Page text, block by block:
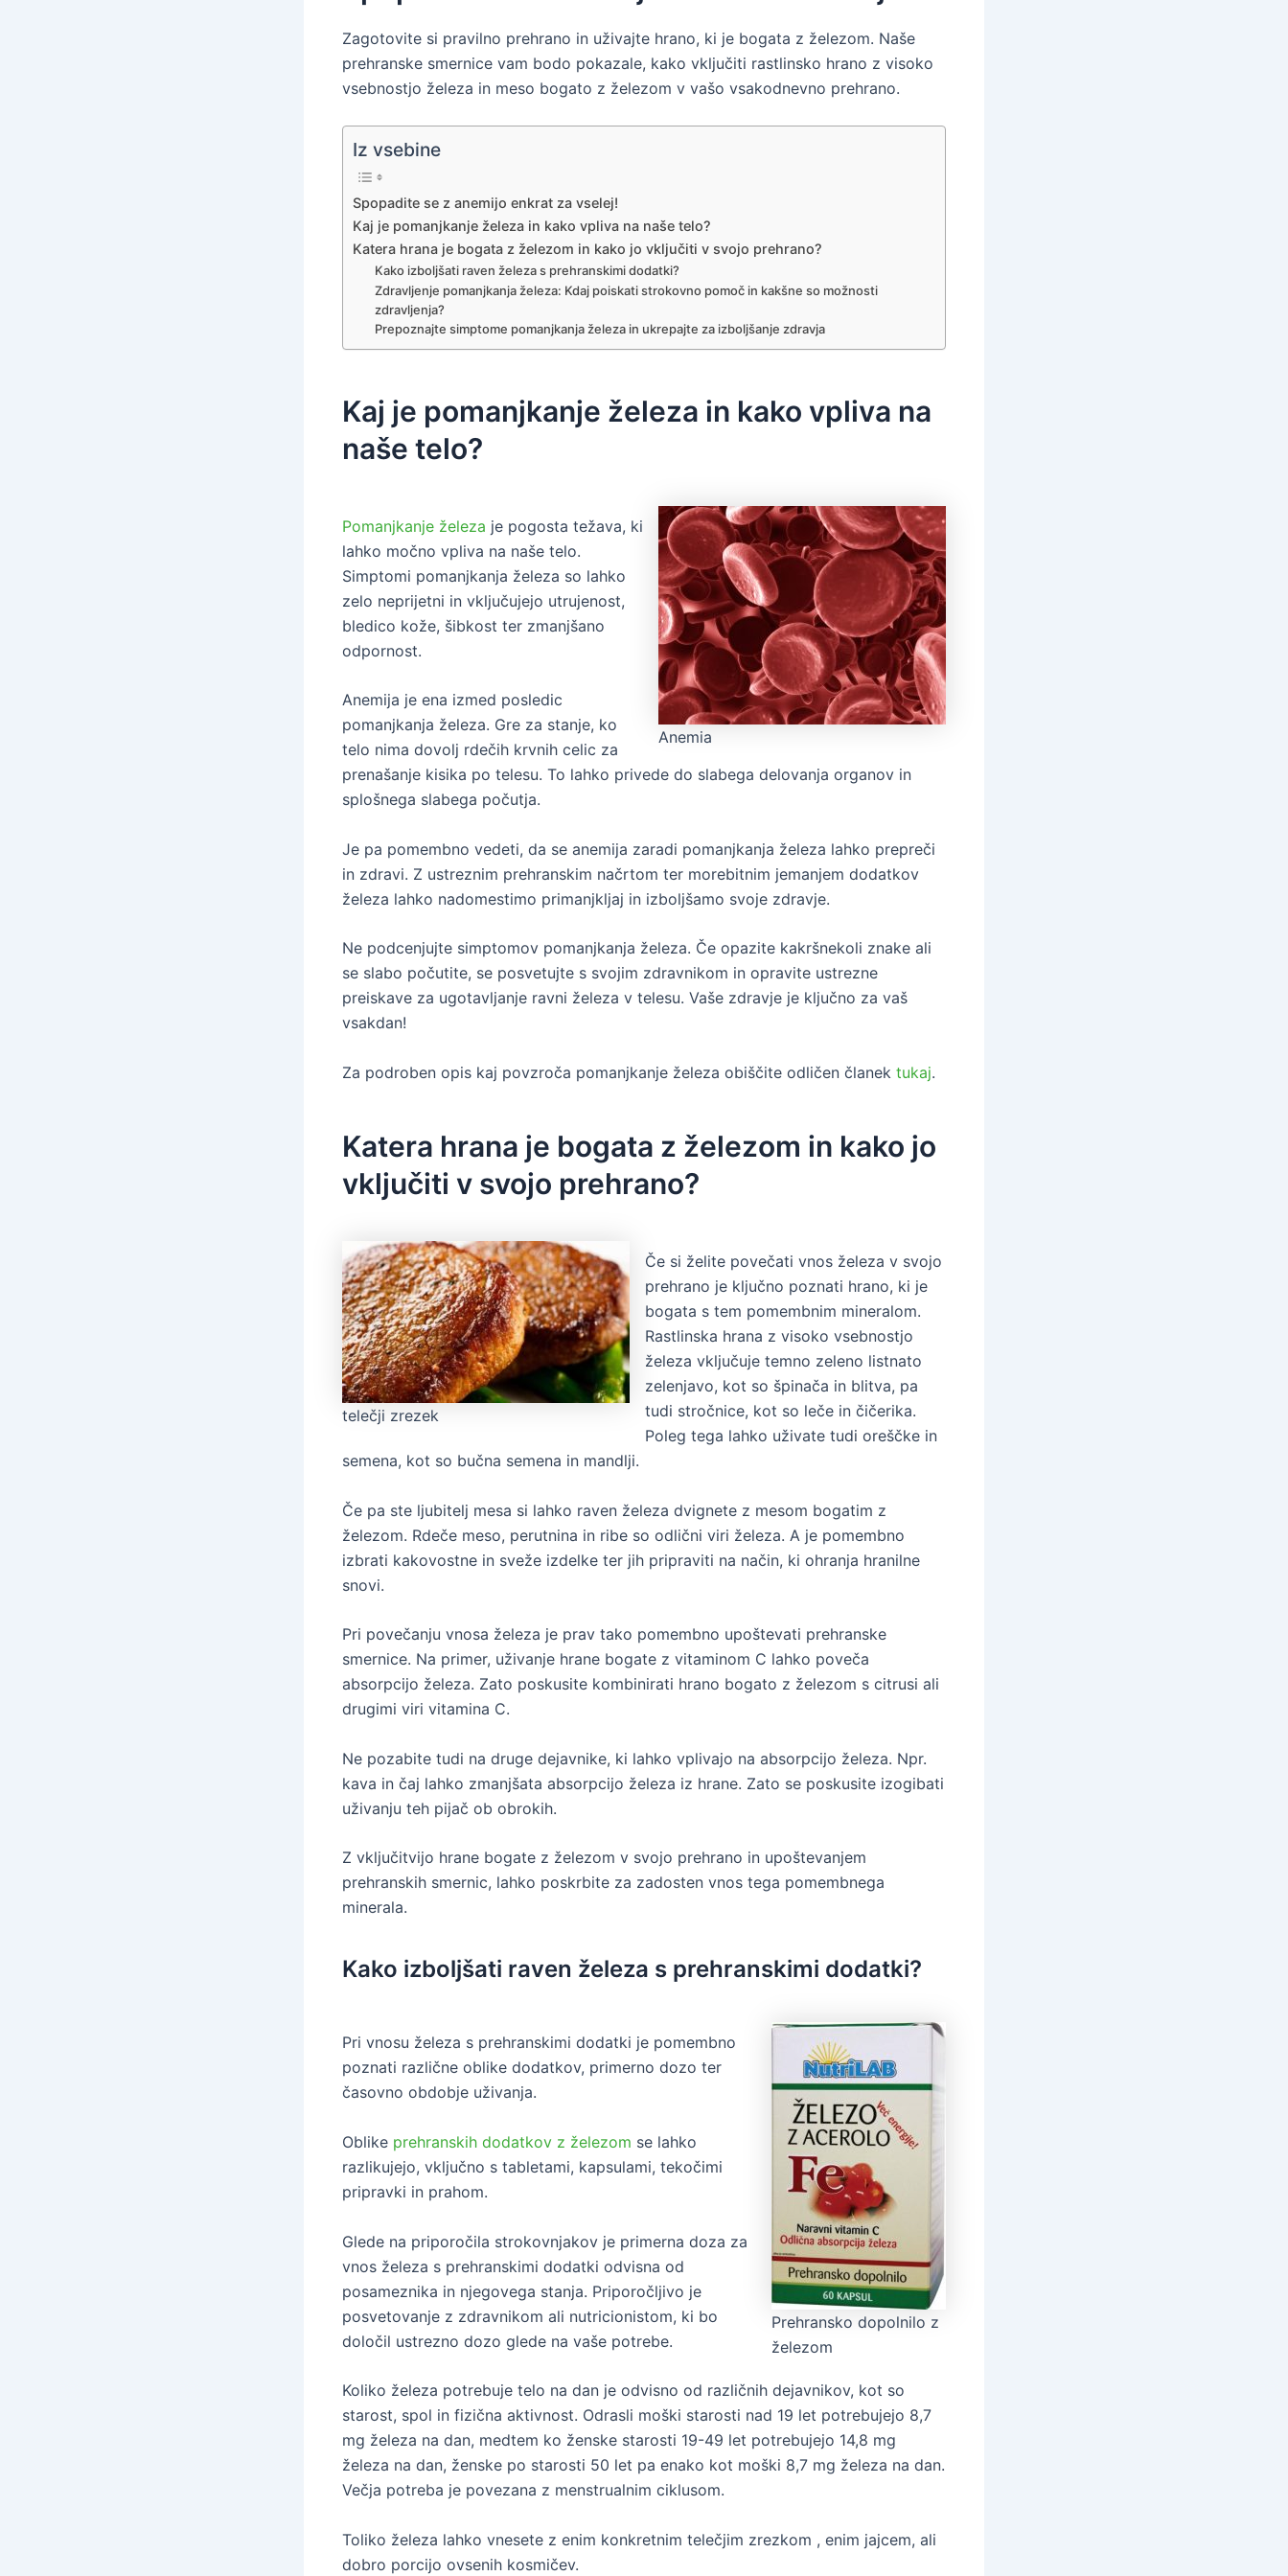
Zagotovite si pravilno prehrano in uživajte hrano, ki je bogata z železom. Naše
prehranske smernice vam bodo pokazale, kako vključiti rastlinsko hrano z visoko
vsebnostjo železa in meso bogato z železom v vašo vsakodnevno prehrano.
Iz vsebine
Spopadite se z anemijo enkrat za vselej!
Kaj je pomanjkanje železa in kako vpliva na naše telo?
Katera hrana je bogata z železom in kako jo vključiti v svojo prehrano?
Kako izboljšati raven železa s prehranskimi dodatki?
Zdravljenje pomanjkanja železa: Kdaj poiskati strokovno pomoč in kakšne so možnosti
zdravljenja?
Prepoznajte simptome pomanjkanja železa in ukrepajte za izboljšanje zdravja
Kaj je pomanjkanje železa in kako vpliva na
naše telo?
Anemia
Pomanjkanje železa je pogosta težava, ki
lahko močno vpliva na naše telo.
Simptomi pomanjkanja železa so lahko
zelo neprijetni in vključujejo utrujenost,
bledico kože, šibkost ter zmanjšano
odpornost.
Anemija je ena izmed posledic
pomanjkanja železa. Gre za stanje, ko
telo nima dovolj rdečih krvnih celic za
prenašanje kisika po telesu. To lahko privede do slabega delovanja organov in
splošnega slabega počutja.
Je pa pomembno vedeti, da se anemija zaradi pomanjkanja železa lahko prepreči
in zdravi. Z ustreznim prehranskim načrtom ter morebitnim jemanjem dodatkov
železa lahko nadomestimo primanjkljaj in izboljšamo svoje zdravje.
Ne podcenjujte simptomov pomanjkanja železa. Če opazite kakršnekoli znake ali
se slabo počutite, se posvetujte s svojim zdravnikom in opravite ustrezne
preiskave za ugotavljanje ravni železa v telesu. Vaše zdravje je ključno za vaš
vsakdan!
Za podroben opis kaj povzroča pomanjkanje železa obiščite odličen članek tukaj.
Katera hrana je bogata z železom in kako jo
vključiti v svojo prehrano?
telečji zrezek
Če si želite povečati vnos železa v svojo
prehrano je ključno poznati hrano, ki je
bogata s tem pomembnim mineralom.
Rastlinska hrana z visoko vsebnostjo
železa vključuje temno zeleno listnato
zelenjavo, kot so špinača in blitva, pa
tudi stročnice, kot so leče in čičerika.
Poleg tega lahko uživate tudi oreščke in
semena, kot so bučna semena in mandlji.
Če pa ste ljubitelj mesa si lahko raven železa dvignete z mesom bogatim z
železom. Rdeče meso, perutnina in ribe so odlični viri železa. A je pomembno
izbrati kakovostne in sveže izdelke ter jih pripraviti na način, ki ohranja hranilne
snovi.
Pri povečanju vnosa železa je prav tako pomembno upoštevati prehranske
smernice. Na primer, uživanje hrane bogate z vitaminom C lahko poveča
absorpcijo železa. Zato poskusite kombinirati hrano bogato z železom s citrusi ali
drugimi viri vitamina C.
Ne pozabite tudi na druge dejavnike, ki lahko vplivajo na absorpcijo železa. Npr.
kava in čaj lahko zmanjšata absorpcijo železa iz hrane. Zato se poskusite izogibati
uživanju teh pijač ob obrokih.
Z vključitvijo hrane bogate z železom v svojo prehrano in upoštevanjem
prehranskih smernic, lahko poskrbite za zadosten vnos tega pomembnega
minerala.
Kako izboljšati raven železa s prehranskimi dodatki?
Prehransko dopolnilo z
železom
Pri vnosu železa s prehranskimi dodatki je pomembno
poznati različne oblike dodatkov, primerno dozo ter
časovno obdobje uživanja.
Oblike prehranskih dodatkov z železom se lahko
razlikujejo, vključno s tabletami, kapsulami, tekočimi
pripravki in prahom.
Glede na priporočila strokovnjakov je primerna doza za
vnos železa s prehranskimi dodatki odvisna od
posameznika in njegovega stanja. Priporočljivo je
posvetovanje z zdravnikom ali nutricionistom, ki bo
določil ustrezno dozo glede na vaše potrebe.
Koliko železa potrebuje telo na dan je odvisno od različnih dejavnikov, kot so
starost, spol in fizična aktivnost. Odrasli moški starosti nad 19 let potrebujejo 8,7
mg železa na dan, medtem ko ženske starosti 19-49 let potrebujejo 14,8 mg
železa na dan, ženske po starosti 50 let pa enako kot moški 8,7 mg železa na dan.
Večja potreba je povezana z menstrualnim ciklusom.
Toliko železa lahko vnesete z enim konkretnim telečjim zrezkom , enim jajcem, ali
dobro porcijo ovsenih kosmičev.